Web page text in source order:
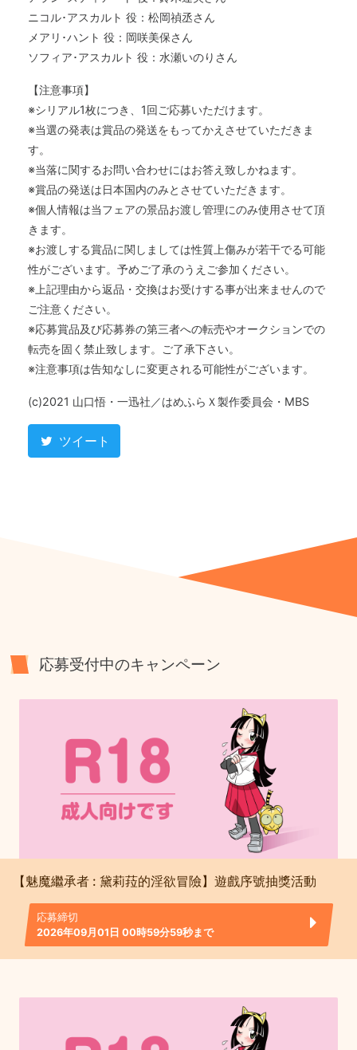
ニコル･アスカルト 役：松岡禎丞さん
メアリ･ハント 役：岡咲美保さん
ソフィア･アスカルト 役：水瀬いのりさん
【注意事項】
※シリアル1枚につき、1回ご応募いただけます。
※当選の発表は賞品の発送をもってかえさせていただきま
す。
※当落に関するお問い合わせにはお答え致しかねます。
※賞品の発送は日本国内のみとさせていただきます。
※個人情報は当フェアの景品お渡し管理にのみ使用させて頂
きます。
※お渡しする賞品に関しましては性質上傷みが若干でる可能
性がございます。予めご了承のうえご参加ください。
※上記理由から返品・交換はお受けする事が出来ませんので
ご注意ください。
※応募賞品及び応募券の第三者への転売やオークションでの
転売を固く禁止致します。ご了承下さい。
※注意事項は告知なしに変更される可能性がございます。
(c)2021 山口悟・一迅社／はめふらＸ製作委員会・MBS
ツイート
応募受付中のキャンペーン
【魅魔繼承者 : 黛莉菈的淫欲冒險】遊戲序號抽獎活動
応募締切
2026年09月01日 00時59分59秒まで